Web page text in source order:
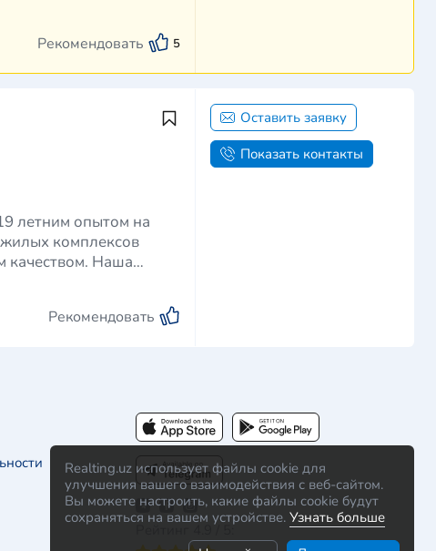
Realting.uz использует файлы cookie для
улучшения вашего взаимодействия с веб-сайтом.
Вы можете настроить, какие файлы cookie будут
сохраняться на вашем устройстве. Узнать больше
Рекомендовать 5
летним опытом на
комплексов
качеством. Наша
Рекомендовать
Оставить заявку
Показать контакты
Рейтинг 4.9 / 5: